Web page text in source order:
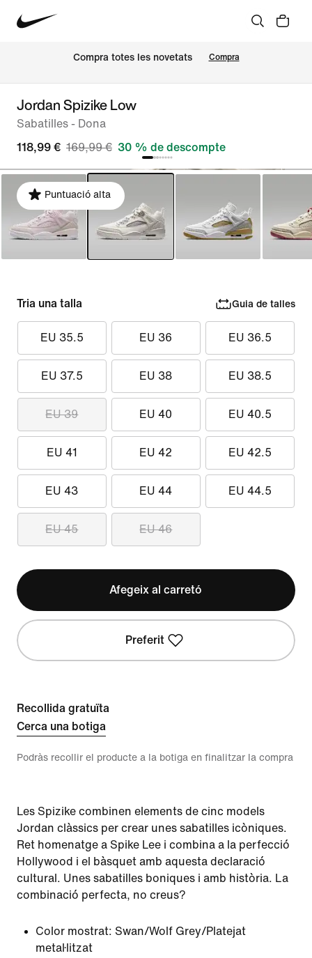
Compra totes les novetats Compra
Jordan Spizike Low
Sabatilles - Dona
118,99 € 169,99 € 30 % de descompte
Puntuació alta
Tria una talla Guia de talles
EU 35.5 EU 36 EU 36.5
EU 37.5 EU 38 EU 38.5
EU 39 EU 40 EU 40.5
EU 41 EU 42 EU 42.5
EU 43 EU 44 EU 44.5
EU 45 EU 46
Afegeix al carretó
Preferit
Recollida gratuïta
Cerca una botiga
Podràs recollir el producte a la botiga en finalitzar la compra
Les Spizike combinen elements de cinc models
Jordan clàssics per crear unes sabatilles icòniques.
Ret homenatge a Spike Lee i combina a la perfecció
Hollywood i el bàsquet amb aquesta declaració
cultural. Unes sabatilles boniques i amb història. La
combinació perfecta, no creus?
Color mostrat: Swan/Wolf Grey/Platejat
metal·litzat